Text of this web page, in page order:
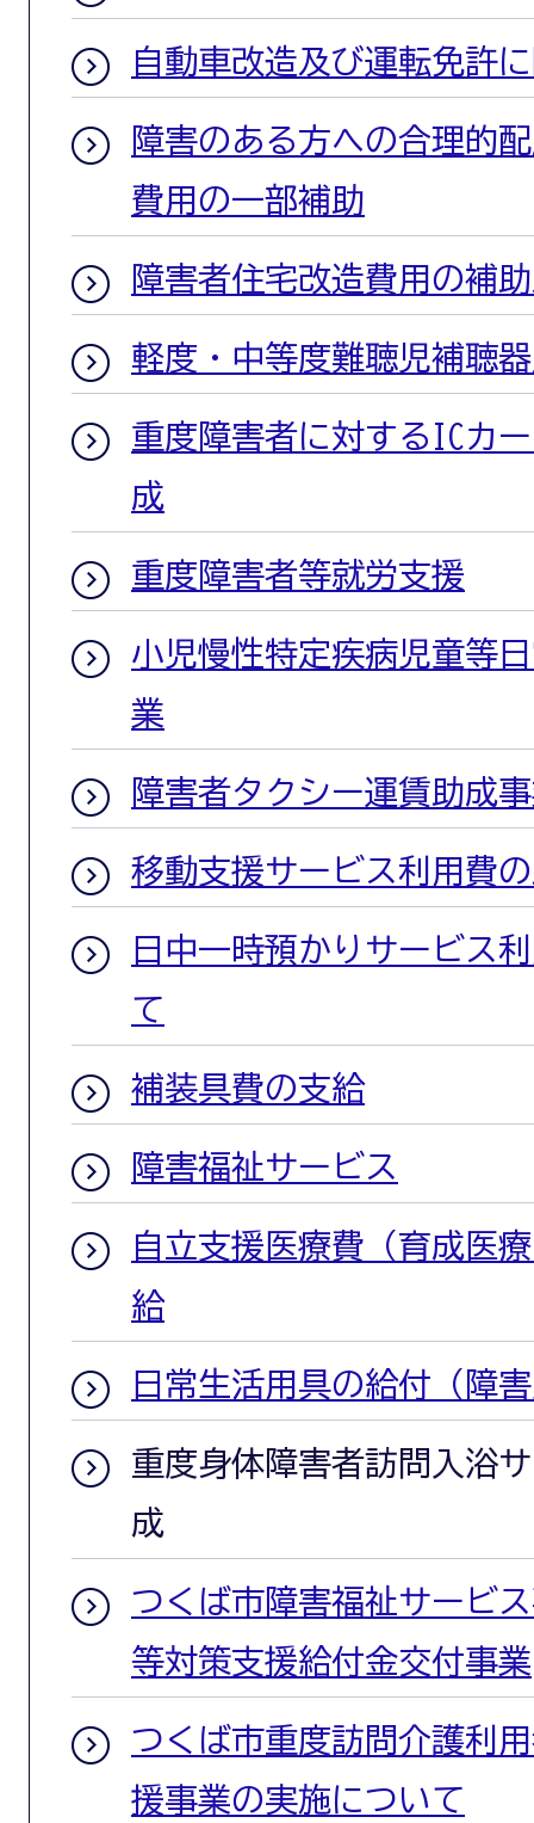
自動車改造及び運転免許
障害のある方への合理的
費用の一部補助
障害者住宅改造費用の補
軽度・中等度難聴児補聴
重度障害者に対するICカ
成
重度障害者等就労支援
小児慢性特定疾病児童等
業
障害者タクシー運賃助成
移動支援サービス利用費
日中一時預かりサービス
て
補装具費の支給
障害福祉サービス
自立支援医療費（育成医
給
日常生活用具の給付（障
重度身体障害者訪問入浴
成
つくば市障害福祉サービ
等対策支援給付金交付事業
つくば市重度訪問介護利
援事業の実施について